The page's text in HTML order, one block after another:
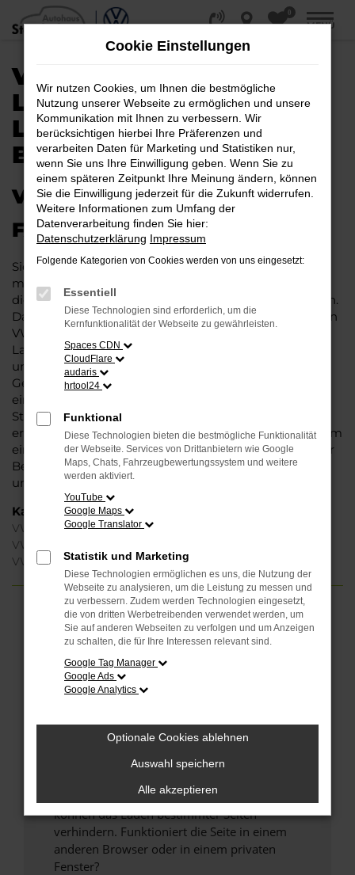
Zum
Hauptinhalt
0
MENÜ
VW ID.7 KAUFEN,
LEASEN, FINANZIEREN |
LIEFERSERVICE NACH
BERLIN
VW ID.7 – IHR PERFEKTES
FAHRZEUG FÜR BERLIN
Sie möchten in Berlin und Umgebung mobil sein bzw.
mobil bleiben. Unser Vorschlag ist ein VW ID.7, denn
dieses Fahrzeug vereint eine ganze Reihe an Vorzügen.
Da ist zunächst einmal die Tradition des Herstellers. Ein
VW ID.7 für Berlin ist perfekt verarbeitet und auf
Langlebigkeit ausgelegt. Auf diese Weise können Sie
unbedenklich sowohl einen Neuwagen als auch einen
Gebrauchten, sowohl eine Tageszulassung als auch
einen Jahreswagen erwerben. Wenn Sie sich für
Steinböhmer entscheiden, erhalten Sie einen
erheblichen Nachlass bzw. Rabatt und genießen zudem
einen außergewöhnlichen Service. Das beginnt bei der
Beratung und setzt sich mit vielen Dienstleistungen
unserer Meisterwerkstatt fort.
Kategorie
VW ID.7 Neuwagen Berlin
VW ID.7 Tageszulassung Berlin
VW ID.7 Berlin
FEHLER: NETWORK ERROR
Beim Laden ist ein Fehler aufgetreten.
Hier sind ein paar Tipps, die dir helfen können:
Internetverbindung.
Laden andere Webseiten, zum Beispiel deine
Suchmaschine?
Manche Erweiterungen, wie Werbeblocker,
können das Laden bestimmter Seiten
verhindern. Funktioniert die Seite in einem
anderen Browser oder in einem privaten
Fenster?
Cookie Einstellungen
Wir nutzen Cookies, um Ihnen die bestmögliche
Nutzung unserer Webseite zu ermöglichen und unsere
Kommunikation mit Ihnen zu verbessern. Wir
berücksichtigen hierbei Ihre Präferenzen und
verarbeiten Daten für Marketing und Statistiken nur,
wenn Sie uns Ihre Einwilligung geben. Wenn Sie zu
einem späteren Zeitpunkt Ihre Meinung ändern, können
Sie die Einwilligung jederzeit für die Zukunft widerrufen.
Weitere Informationen zum Umfang der
Datenverarbeitung finden Sie hier:
Datenschutzerklärung Impressum
Folgende Kategorien von Cookies werden von uns eingesetzt:
Essentiell
Diese Technologien sind erforderlich, um die
Kernfunktionalität der Webseite zu gewährleisten.
Spaces CDN
CloudFlare
audaris
hrtool24
Funktional
Diese Technologien bieten die bestmögliche Funktionalität
der Webseite. Services von Drittanbietern wie Google
Maps, Chats, Fahrzeugbewertungssystem und weitere
werden aktiviert.
YouTube
Google Maps
Google Translator
Statistik und Marketing
Diese Technologien ermöglichen es uns, die Nutzung der
Webseite zu analysieren, um die Leistung zu messen und
zu verbessern. Zudem werden Technologien eingesetzt,
die von dritten Werbetreibenden verwendet werden, um
Sie auf anderen Webseiten zu verfolgen und um Anzeigen
zu schalten, die für Ihre Interessen relevant sind.
Google Tag Manager
Google Ads
Google Analytics
Optionale Cookies ablehnen
Auswahl speichern
Alle akzeptieren